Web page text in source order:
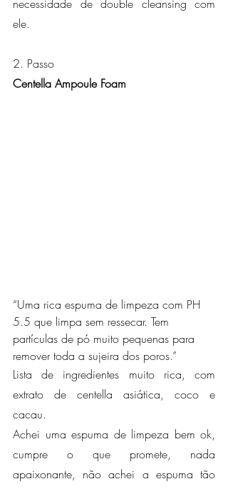
necessidade de double cleansing com
ele.
2. Passo
Centella Ampoule Foam
“Uma rica espuma de limpeza com PH
5.5 que limpa sem ressecar. Tem
partículas de pó muito pequenas para
remover toda a sujeira dos poros.”
Lista de ingredientes muito rica, com
extrato de centella asiática, coco e
cacau.
Achei uma espuma de limpeza bem ok,
cumpre o que promete, nada
apaixonante, não achei a espuma tão